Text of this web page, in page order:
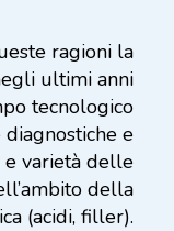
ragioni la
ultimi anni
tecnologico
e
varietà delle
della
(acidi, filler).